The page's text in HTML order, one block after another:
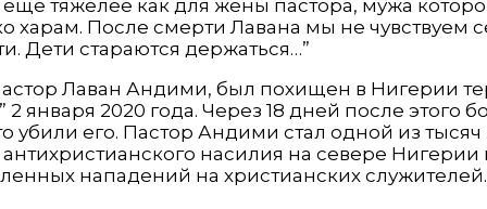
тяжелее как для жены пастора, мужа
харам. После смерти Лавана мы не чувствуем
Дети стараются держаться…”
Лаван Андими, был похищен в Нигерии
2 января 2020 года. Через 18 дней после этого
убили его. Пастор Андими стал одной из
насилия на севере Нигерии
нападений на христианских служителей.